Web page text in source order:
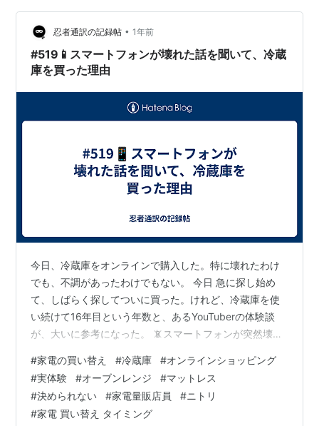
忍者通訳の記録帖 • 1年前
#519📱スマートフォンが壊れた話を聞いて、冷蔵
庫を買った理由
今日、冷蔵庫をオンラインで購入した。特に壊れたわけ
でも、不調があったわけでもない。 今日 急に探し始め
て、しばらく探してついに買った。けれど、冷蔵庫を使
い続けて16年目という年数と、あるYouTuberの体験談
が、大いに参考になった。 📵スマートフォンが突然壊れ
インのスマートフォンが動かなくなったという体験を語
っていた。最も困ったのは、そこに連携させていた支払
い関連の機能やデータの移行だったという。 生きている
スマホから別のスマホへデータを移すのは簡単でも、電
#家電の買い替え #冷蔵庫 #オンラインショッピング​
#実体験 #オーブンレンジ #マットレス
#決められない #家電量販店員 #ニトリ
#家電 買い替え タイミング